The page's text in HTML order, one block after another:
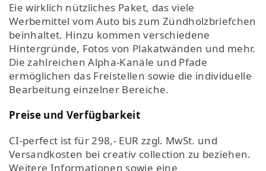
Eie wirklich nützliches Paket, das viele
Werbemittel vom Auto bis zum Zündholzbriefchen
beinhaltet. Hinzu kommen verschiedene
Hintergründe, Fotos von Plakatwänden und mehr.
Die zahlreichen Alpha-Kanäle und Pfade
ermöglichen das Freistellen sowie die individuelle
Bearbeitung einzelner Bereiche.
Preise und Verfügbarkeit
CI-perfect ist für 298,- EUR zzgl. MwSt. und
Versandkosten bei creativ collection zu beziehen.
Weitere Informationen sowie eine